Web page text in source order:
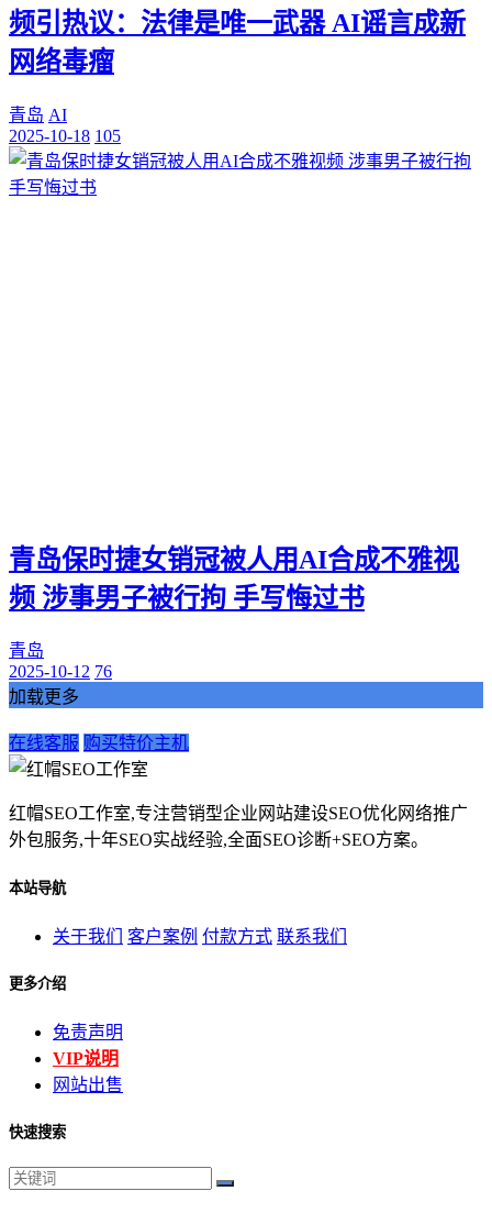
频引热议：法律是唯一武器 AI谣言成新
网络毒瘤
青岛 AI
2025-10-18 105
青岛保时捷女销冠被人用AI合成不雅视
频 涉事男子被行拘 手写悔过书
青岛
2025-10-12 76
加载更多
在线客服 购买特价主机
红帽SEO工作室,专注营销型企业网站建设SEO优化网络推广
外包服务,十年SEO实战经验,全面SEO诊断+SEO方案。
本站导航
关于我们 客户案例 付款方式 联系我们
更多介绍
免责声明
VIP说明
网站出售
快速搜索